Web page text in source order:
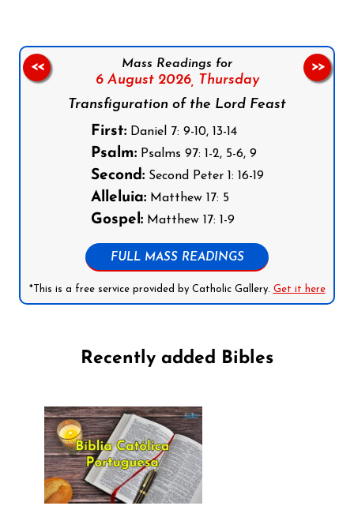
Mass Readings for
6 August 2026, Thursday
Transfiguration of the Lord Feast
First:Daniel 7: 9-10, 13-14
Psalm:Psalms 97: 1-2, 5-6, 9
Second:Second Peter 1: 16-19
Alleluia:Matthew 17: 5
Gospel:Matthew 17: 1-9
FULL MASS READINGS
*This is a free service provided by Catholic Gallery. Get it here
<< >>
Recently added Bibles